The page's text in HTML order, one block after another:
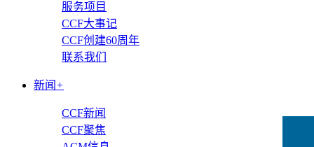
服务项目
CCF大事记
CCF创建60周年
联系我们
新闻 +
CCF新闻
CCF聚焦